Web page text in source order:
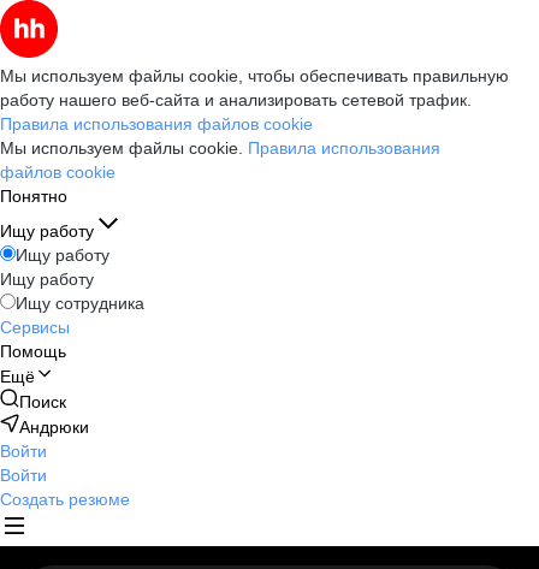
Мы используем файлы cookie, чтобы обеспечивать правильную
работу нашего веб-сайта и анализировать сетевой трафик.
Правила использования файлов cookie
Мы используем файлы cookie. Правила использования
файлов cookie
Понятно
Ищу работу
Ищу работу
Ищу работу
Ищу сотрудника
Сервисы
Помощь
Ещё
Поиск
Андрюки
Войти
Войти
Создать резюме